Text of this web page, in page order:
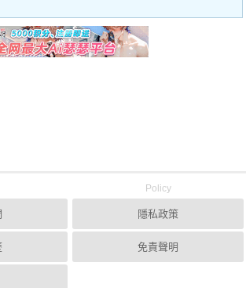
Policy
隱私政策
免責聲明